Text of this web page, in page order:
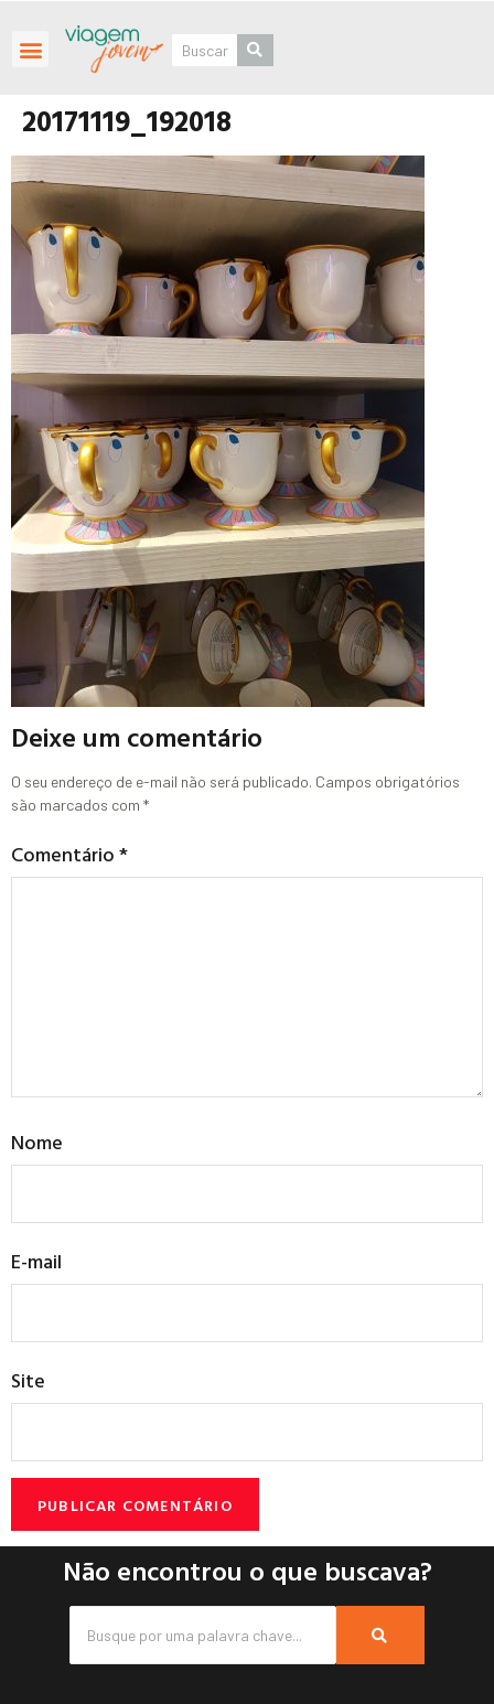
20171119_192018
Deixe um comentário
O seu endereço de e-mail não será publicado. Campos obrigatórios
são marcados com *
Comentário*
Nome
E-mail
Site
Não encontrou o que buscava?